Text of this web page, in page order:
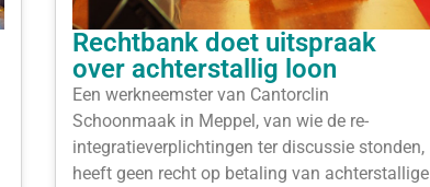
Rechtbank doet uitspraak
over achterstallig loon
Een werkneemster van Cantorclin
Schoonmaak in Meppel, van wie de re-
integratieverplichtingen ter discussie stonden,
heeft geen recht op betaling van achterstallige